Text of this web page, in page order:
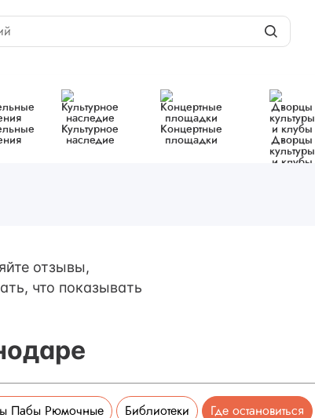
Культурное
наследие
Концертные
площадки
Дворцы
культуры
и клубы
отзывы,
что показывать
Пабы Рюмочные Библиотеки Где остановиться